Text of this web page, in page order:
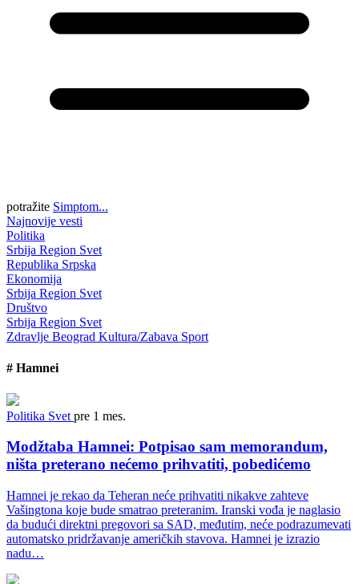
potražite Simptom...
Najnovije vesti
Politika
Srbija Region Svet
Republika Srpska
Ekonomija
Srbija Region Svet
Društvo
Srbija Region Svet
Zdravlje Beograd Kultura/Zabava Sport
# Hamnei
Politika Svet pre 1 mes.
Modžtaba Hamnei: Potpisao sam memorandum,
ništa preterano nećemo prihvatiti, pobedićemo
Hamnei je rekao da Teheran neće prihvatiti nikakve zahteve
Vašingtona koje bude smatrao preteranim. Iranski vođa je naglasio
da budući direktni pregovori sa SAD, međutim, neće podrazumevati
automatsko pridržavanje američkih stavova. Hamnei je izrazio
nadu…